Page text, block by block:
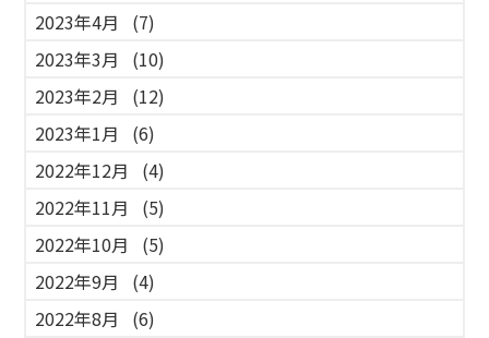
2023年4月
(7)
2023年3月
(10)
2023年2月
(12)
2023年1月
(6)
2022年12月
(4)
2022年11月
(5)
2022年10月
(5)
2022年9月
(4)
2022年8月
(6)